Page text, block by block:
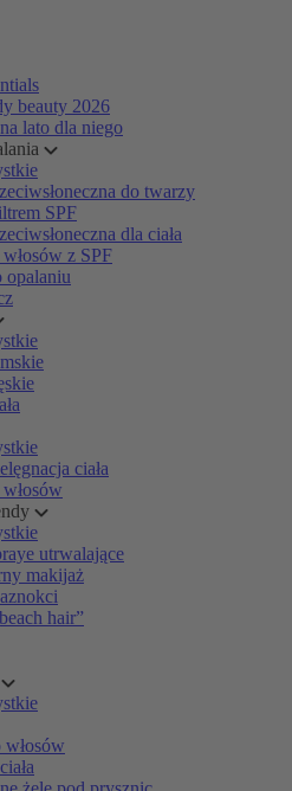
beauty 2026
lato dla niego
do twarzy
SPF
dla ciała
z SPF
opalaniu
ciała
utrwalające
makijaż
hair”